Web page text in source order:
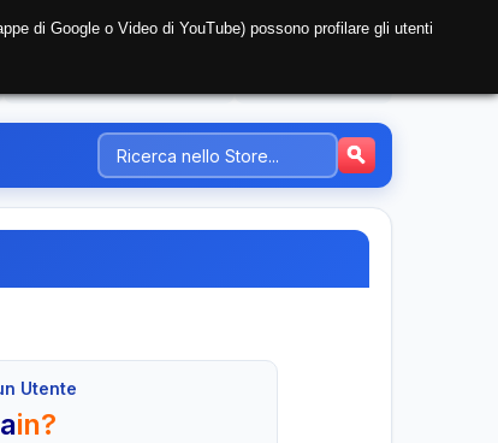
Utente
in?
di Google o Video di YouTube) possono profilare gli utenti